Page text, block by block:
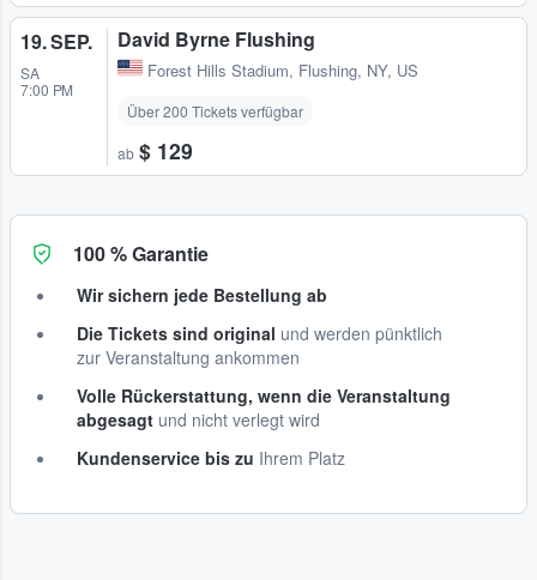
19. SEP.
SA
7:00 PM
David Byrne Flushing
Forest Hills Stadium, Flushing, NY, US
Über 200 Tickets verfügbar
ab $ 129
100 % Garantie
Wir sichern jede Bestellung ab
Die Tickets sind original und werden pünktlich
zur Veranstaltung ankommen
Volle Rückerstattung, wenn die Veranstaltung
abgesagt und nicht verlegt wird
Kundenservice bis zu Ihrem Platz